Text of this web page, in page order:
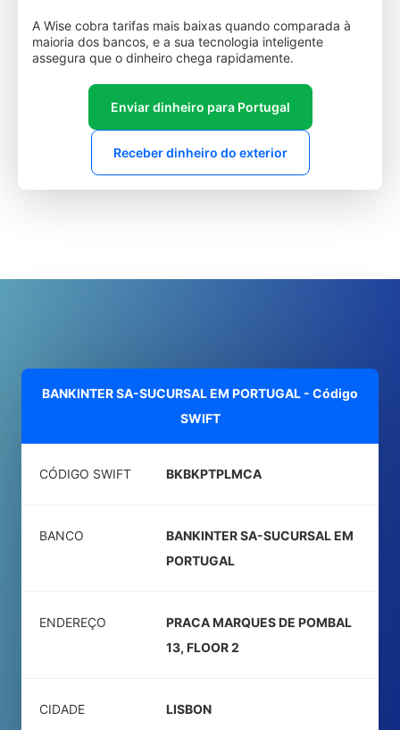
A Wise cobra tarifas mais baixas quando comparada à
maioria dos bancos, e a sua tecnologia inteligente
assegura que o dinheiro chega rapidamente.
Enviar dinheiro para Portugal
Receber dinheiro do exterior
BANKINTER SA-SUCURSAL EM PORTUGAL - Código
SWIFT
CÓDIGO SWIFT BKBKPTPLMCA
BANCO
BANKINTER SA-SUCURSAL EM
PORTUGAL
ENDEREÇO
PRACA MARQUES DE POMBAL
13, FLOOR 2
CIDADE LISBON